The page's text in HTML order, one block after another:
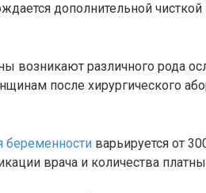
дополнительной чисткой
возникают различного рода
после хирургического
беременности варьируется от
врача и количества